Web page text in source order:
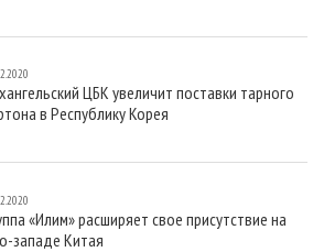
ЦБК увеличит поставки тарного
в Республику Корея
«Илим» расширяет свое присутствие на
западе Китая